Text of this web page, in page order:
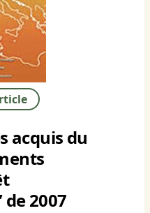
acquis du
2007